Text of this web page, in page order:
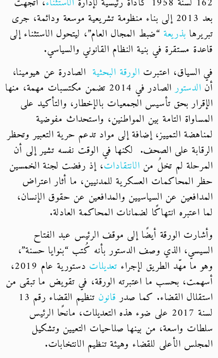
بعد 2013 إلى بناء منظومة تشريعية موسعة ودائمة، جرى
تبريرها بذريعة “ضبط المجال العام”، ليتحول الاستثناء إلى
قاعدة مستقرة في بنية النظام القانوني والسياسي.
في السياق، اعتبرت الورقة البحثيةالصادرة عن هيومينا،
أن الدستور
الصادر في 2014 تضمن مكتسبات مهمة، منها
الإقرار بحق تأسيس الجمعيات بالإخطار، والتأكيد على
المساواة التامة بين المواطنين، واستحداث مفوضية
لمناهضة التمييز، إضافة إلى مواد تدعم حرية التعبير وتحظر
الرقابة على الصحف. لكنها في الوقت نفسه تشير إلى أن
المرحلة لم تخلُ من الانتقادات، إذ رفضت لجنة الخمسين
حظر المحاكمات العسكرية للمدنيين، ما أثار اعتراض
المدافعين عن السياسيين والمدافعين عن حقوق الإنسان،
لما اعتبره انتهاكًا لضمانات المحاكمة العادلة.
وأشارت الورقة أيضًا إلى موقف الرئيس عبد الفتاح
السيسي، الذي وصف الدستور بأنه كُتب “بنوايا حسنة”،
وهو ما مهّد الطريق لإجراء تعديلات
دستورية عام 2019،
أسهمت، بحسب ما اعتبرته الورقة، في تقويض ما تبقى من
استقلال القضاء. كما صدر قانون
تنظيم القضاء رقم 13
لسنة 2017 على ضوء هذه التعديلات، مانحًا الرئيس
سلطات واسعة، من بينها صلاحيات التعيين وتشكيل
المجلس الأعلى للقضاء وهيئة تنظيم الانتخابات.